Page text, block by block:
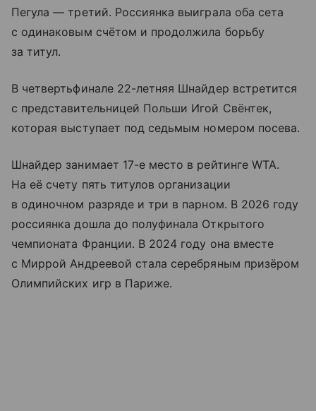
Пегула — третий. Россиянка выиграла оба сета
с одинаковым счётом и продолжила борьбу
за титул.
В четвертьфинале 22-летняя Шнайдер встретится
с представительницей Польши Игой Свёнтек,
которая выступает под седьмым номером посева.
Шнайдер занимает 17-е место в рейтинге WTA.
На её счету пять титулов организации
в одиночном разряде и три в парном. В 2026 году
россиянка дошла до полуфинала Открытого
чемпионата Франции. В 2024 году она вместе
с Миррой Андреевой стала серебряным призёром
Олимпийских игр в Париже.